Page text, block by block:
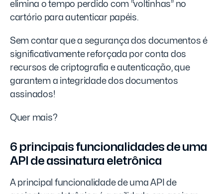
elimina o tempo perdido com “voltinhas” no
cartório para autenticar papéis.
Sem contar que a segurança dos documentos é
significativamente reforçada por conta dos
recursos de criptografia e autenticação, que
garantem a integridade dos documentos
assinados!
Quer mais?
6 principais funcionalidades de uma
API de assinatura eletrônica
A principal funcionalidade de uma API de